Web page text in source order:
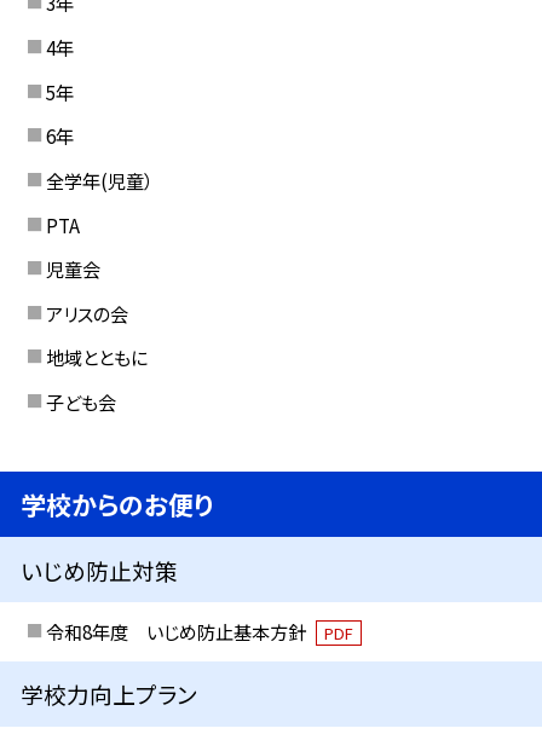
4年
5年
6年
全学年(児童）
PTA
児童会
アリスの会
地域とともに
子ども会
学校からのお便り
いじめ防止対策
令和8年度 いじめ防止基本方針 PDF
学校力向上プラン